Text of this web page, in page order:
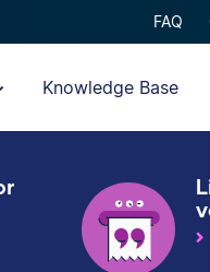
FAQ
Knowledge Base